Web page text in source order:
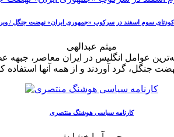
سوم اسفند در سرکوب «جمهوری ایران» نهضت جنگل /
میثم عبدالهی
عوامل انگلیس در ایران معاصر،
کارنامه سیاسی هوشنگ منتصری